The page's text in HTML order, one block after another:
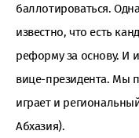
баллотироваться.
известно, что есть
реформу за основу. И
вице-президента. Мы
играет и
Абхазия).